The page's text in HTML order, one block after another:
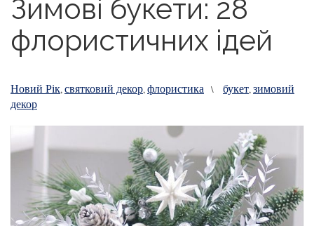
Зимові букети: 28
флористичних ідей
Новий Рік,святковий декор,флористика \ букет,зимовий
декор